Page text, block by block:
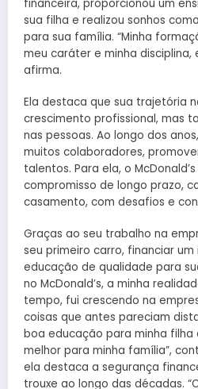
financeira, proporcionou um
sua filha e realizou sonhos
para sua família. “Minha
meu caráter e minha disciplina,
afirma.
Ela destaca que sua trajetória
crescimento profissional, mas
nas pessoas. Ao longo dos
muitos colaboradores,
talentos. Para ela, o
compromisso de longo prazo,
casamento, com desafios e
Graças ao seu trabalho na
seu primeiro carro, financiar
educação de qualidade para
no McDonald’s, a minha
tempo, fui crescendo na
coisas que antes pareciam
boa educação para minha filha
melhor para minha família”,
ela destaca a segurança
trouxe ao longo das décadas.